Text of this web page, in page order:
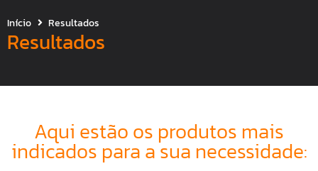
Resultados
Início Resultados
Aqui estão os produtos mais
indicados para a sua necessidade: